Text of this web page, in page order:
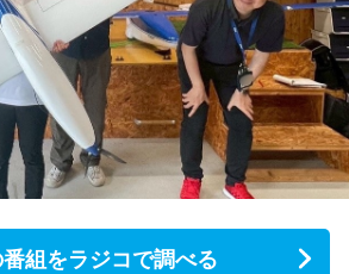
組をラジコで調べる